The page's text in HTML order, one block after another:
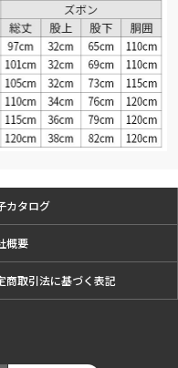
カタログ
概要
商取引法に基づく表記